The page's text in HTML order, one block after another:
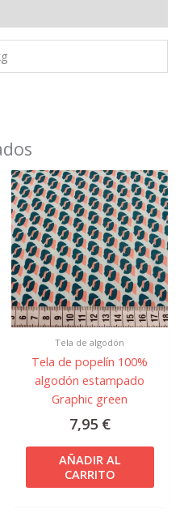
Tela de algodón
Tela de popelín 100%
algodón estampado
Graphic green
7,95 €
AÑADIR AL
CARRITO